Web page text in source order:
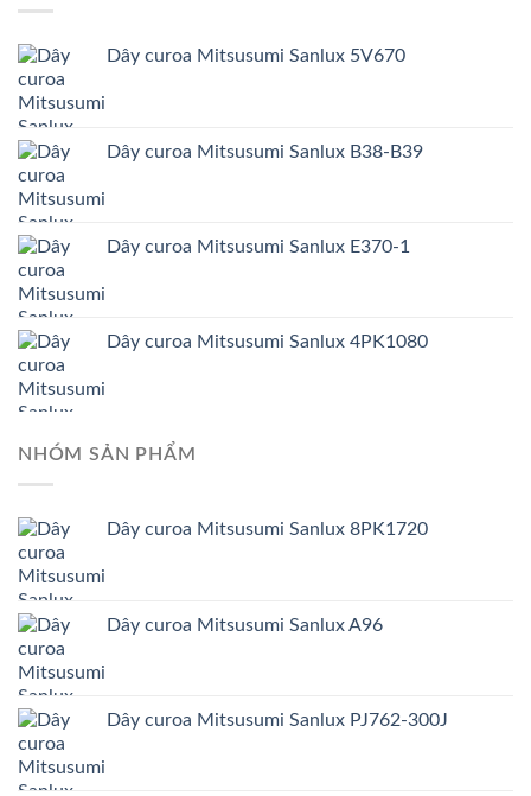
Dây curoa Mitsusumi Sanlux 5V670
Dây curoa Mitsusumi Sanlux B38-B39
Dây curoa Mitsusumi Sanlux E370-1
Dây curoa Mitsusumi Sanlux 4PK1080
NHÓM SẢN PHẨM
Dây curoa Mitsusumi Sanlux 8PK1720
Dây curoa Mitsusumi Sanlux A96
Dây curoa Mitsusumi Sanlux PJ762-300J